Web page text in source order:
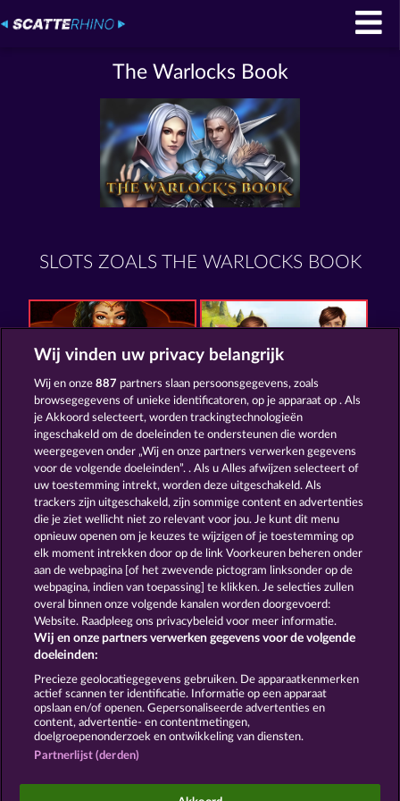
The Warlocks Book
SLOTS ZOALS THE WARLOCKS BOOK
Magic Book Book of Romeo and Julia
The black Book of Pirates Balthazar
Algemene voorwaarden Privacyverklaring
Colofon Bedrijf FAQ
Terugbetalingsverzoek indienen
Sociale casino games zijn enkel bedoeld voor
Wij vinden uw privacy belangrijk
Wij en onze887 partners slaan persoonsgegevens, zoals
browsegegevens of unieke identificatoren, op je apparaat op . Als
je Akkoord selecteert, worden trackingtechnologieën
ingeschakeld om de doeleinden te ondersteunen die worden
weergegeven onder „Wij en onze partners verwerken gegevens
voor de volgende doeleinden”. . Als u Alles afwijzen selecteert of
uw toestemming intrekt, worden deze uitgeschakeld. Als
trackers zijn uitgeschakeld, zijn sommige content en advertenties
die je ziet wellicht niet zo relevant voor jou. Je kunt dit menu
opnieuw openen om je keuzes te wijzigen of je toestemming op
elk moment intrekken door op de link Voorkeuren beheren onder
aan de webpagina [of het zwevende pictogram linksonder op de
webpagina, indien van toepassing] te klikken. Je selecties zullen
overal binnen onze volgende kanalen worden doorgevoerd:
Website. Raadpleeg ons privacybeleid voor meer informatie.
Wij en onze partners verwerken gegevens voor de volgende
doeleinden:
Precieze geolocatiegegevens gebruiken. De apparaatkenmerken
actief scannen ter identificatie. Informatie op een apparaat
opslaan en/of openen. Gepersonaliseerde advertenties en
content, advertentie- en contentmetingen,
doelgroepenonderzoek en ontwikkeling van diensten.
Partnerlijst (derden)